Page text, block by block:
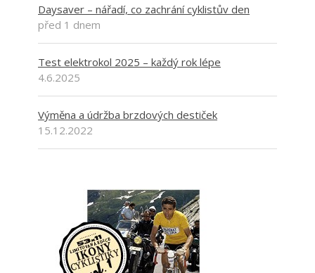
Daysaver – nářadí, co zachrání cyklistův den
před 1 dnem
Test elektrokol 2025 – každý rok lépe
4.6.2025
Výměna a údržba brzdových destiček
15.12.2022